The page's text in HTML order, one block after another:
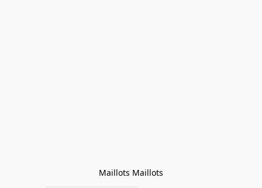
Maillots Maillots